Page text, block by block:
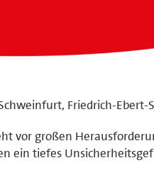
Friedrich-
vor großen
ein tiefes